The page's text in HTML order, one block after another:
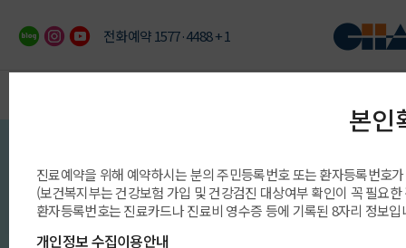
전화예약 1577·4488 + 1
의료진/진료일정